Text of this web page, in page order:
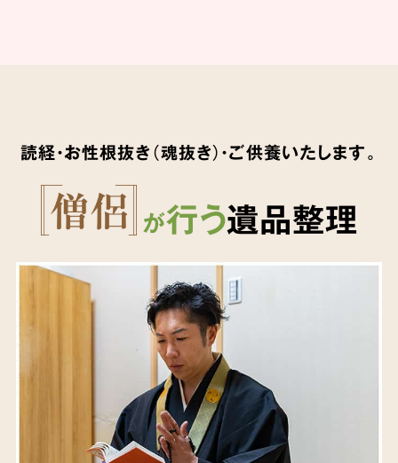
が行う遺品整理
読経・お性根抜き（魂抜き）・ご供養いたします。